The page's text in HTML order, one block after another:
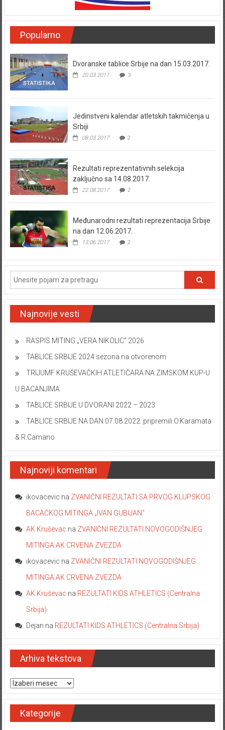
Popularno
Dvoranske tablice Srbije na dan 15.03.2017.
20.03.2017. 3
Jedinstveni kalendar atletskih takmičenja u
Srbiji
08.03.2017. 2
Rezultati reprezentativnih selekcija
zaključno sa 14.08.2017.
22.08.2017. 2
Međunarodni rezultati reprezentacija Srbije
na dan 12.06.2017.
13.06.2017. 2
Najnovije vesti
RASPIS MITING „VERA NIKOLIC“ 2026
TABLICE SRBIJE 2024 sezona na otvorenom
TRIJUMF KRUŠEVAČKIH ATLETIČARA NA ZIMSKOM KUP-U
U BACANJIMA
TABLICE SRBIJE U DVORANI 2022 – 2023
TABLICE SRBIJE NA DAN 07.08.2022. pripremili O.Karamata
& R.Camano
Najnoviji komentari
ikovacevic na ZVANIČNI REZULTATI SA PRVOG KLUPSKOG
BACAČKOG MITINGA „IVAN GUBIJAN“
AK Kruševac na ZVANIČNI REZULTATI NOVOGODIŠNJEG
MITINGA AK CRVENA ZVEZDA
ikovacevic na ZVANIČNI REZULTATI NOVOGODIŠNJEG
MITINGA AK CRVENA ZVEZDA
AK Kruševac na REZULTATI KIDS ATHLETICS (Centralna
Srbija)
Dejan na REZULTATI KIDS ATHLETICS (Centralna Srbija)
Arhiva tekstova
Arhiva tekstova
Kategorije